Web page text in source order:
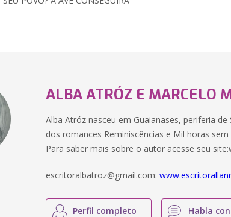
ALBA ATRÓZ E MARCELO
Alba Atróz nasceu em Guaianases, periferia
dos romances Reminiscências e Mil horas
Para saber mais sobre o autor acesse seu
escritoralbatroz@gmail.com:
Perfil completo Habla